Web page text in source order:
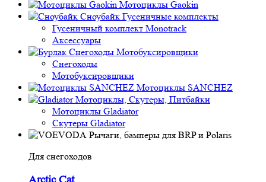
Мотоциклы Gaokin
Сноубайк Гусеничные комплекты
Гусеничный комплект Monotrack
Аксессуары
Снегоходы Мотобуксировщики
Снегоходы
Мотобуксировщики
Мотоциклы SANCHEZ
Мотоциклы, Скутеры, Питбайки
Мотоциклы Gladiator
Скутеры Gladiator
Рычаги, бамперы для BRP и Polaris
Для снегоходов